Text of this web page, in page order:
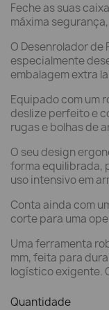
Feche as suas
máxima
O Desenrolador de
especialmente
embalagem extra
Equipado com um
deslize perfeito e
rugas e bolhas de
O seu design
forma equilibrada,
uso intensivo em
Conta ainda com
corte para uma
Uma ferramenta
mm, feita para
logístico exigente.
Quantidade